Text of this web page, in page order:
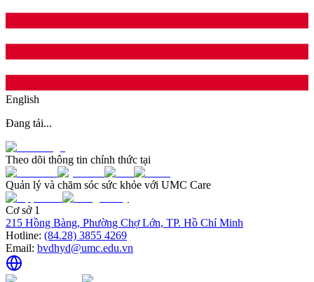
English
Đang tải...
Theo dõi thông tin chính thức tại
Quản lý và chăm sóc sức khỏe với UMC Care
Cơ sở 1
215 Hồng Bàng, Phường Chợ Lớn, TP. Hồ Chí Minh
Hotline: (84.28) 3855 4269
Email: bvdhyd@umc.edu.vn